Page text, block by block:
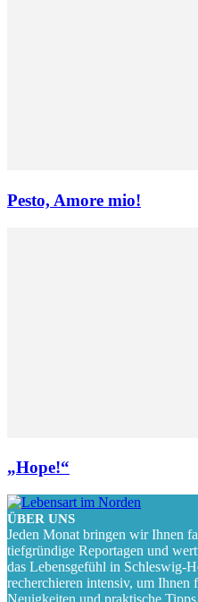
Pesto, Amore mio!
„Hope!“
ÜBER UNS
Jeden Monat bringen wir Ihnen
tiefgründige Reportagen und
das Lebensgefühl in Schleswig-
recherchieren intensiv, um Ihnen
Neuigkeiten und praktische